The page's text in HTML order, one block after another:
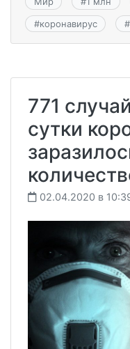
#коронавирус #
771
сутки
02.04.2020 в